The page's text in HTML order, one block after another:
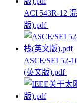
ACI 543R-12
版).pdf
ASCE/SEI 52-
(英文版).pdf